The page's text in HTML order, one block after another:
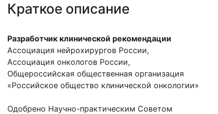
Краткое описание
Разработчик клинической рекомендации
Ассоциация нейрохирургов России,
Ассоциация онкологов России,
Общероссийская общественная организация
«Российское общество клинической онкологии»
Одобрено Научно-практическим Советом